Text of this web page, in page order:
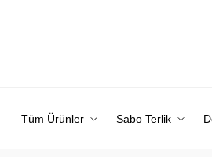
Tüm Ürünler Sabo Terlik